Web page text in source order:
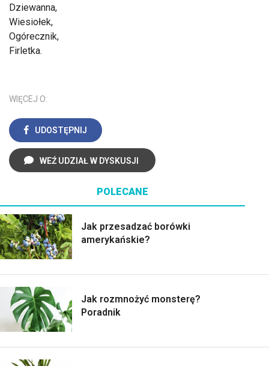
Dziewanna,
Wiesiołek,
Ogórecznik,
Firletka.
WIĘCEJ O:
UDOSTĘPNIJ
WEŹ UDZIAŁ W DYSKUSJI
POLECANE
Jak przesadzać borówki
amerykańskie?
Jak rozmnożyć monsterę?
Poradnik